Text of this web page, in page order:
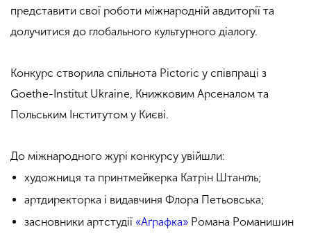
представити свої роботи міжнародній авдиторії та
долучитися до глобального культурного діалогу.
Конкурс створила спільнота Pictoric у співпраці з
Goethe-Institut Ukraine, Книжковим Арсеналом та
Польським Інститутом у Києві.
До міжнародного журі конкурсу увійшли:
художниця та принтмейкерка Катрін Штанґль;
артдиректорка і видавчиня Флора Петьовська;
засновники артстудії «Аґрафка» Романа Романишин